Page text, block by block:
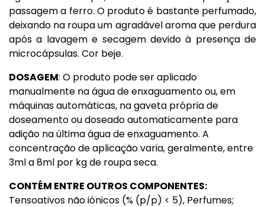
passagem a ferro. O produto é bastante perfumado,
deixando na roupa um agradável aroma que perdura
após a lavagem e secagem devido à presença de
microcápsulas. Cor beje.
DOSAGEM: O produto pode ser aplicado
manualmente na água de enxaguamento ou, em
máquinas automáticas, na gaveta própria de
doseamento ou doseado automaticamente para
adição na última água de enxaguamento. A
concentração de aplicação varia, geralmente, entre
3ml a 8ml por kg de roupa seca.
CONTÉM ENTRE OUTROS COMPONENTES:
Tensoativos não iónicos (% (p/p) < 5), Perfumes;